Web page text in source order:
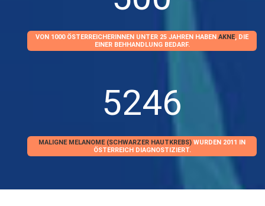
VON 1000 ÖSTERREICHERINNEN UNTER 25 JAHREN HABEN AKNE, DIE
EINER BEHHANDLUNG BEDARF.
5246
MALIGNE MELANOME (SCHWARZER HAUTKREBS) WURDEN 2011 IN
ÖSTERREICH DIAGNOSTIZIERT.